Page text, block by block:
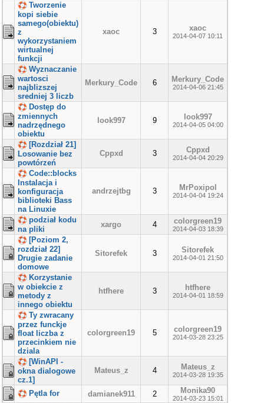
Tworzenie
kopi siebie
samego(obiektu)
z
wykorzystaniem
wirtualnej
funkcji
xaoc 3 xaoc
2014-04-07 10:11
Wyznaczanie
wartosci
najblizszej
sredniej 3 liczb
Merkury_Code 6 Merkury_Code
2014-04-06 21:45
Dostęp do
zmiennych
nadrzędnego
obiektu
look997 9 look997
2014-04-05 04:00
[Rozdział 21]
Losowanie bez
powtórzeń
Cppxd 3 Cppxd
2014-04-04 20:29
Code::blocks
Instalacja i
konfiguracja
biblioteki Bass
na Linuxie
andrzejtbg 3 MrPoxipol
2014-04-04 19:24
podział kodu
na pliki
xargo 4 colorgreen19
2014-04-03 18:39
[Poziom 2,
rozdział 22]
Drugie zadanie
domowe
Sitorefek 3 Sitorefek
2014-04-01 21:50
Korzystanie
w obiekcie z
metody z
innego obiektu
htfhere 3 htfhere
2014-04-01 18:59
Ty zwracany
przez funckje
float liczba z
przecinkiem nie
dziala
colorgreen19 5 colorgreen19
2014-03-28 23:25
[WinAPI -
okna dialogowe
cz.1]
Mateus_z 4 Mateus_z
2014-03-28 19:35
Pętla for damianek911 2 Monika90
2014-03-23 15:01